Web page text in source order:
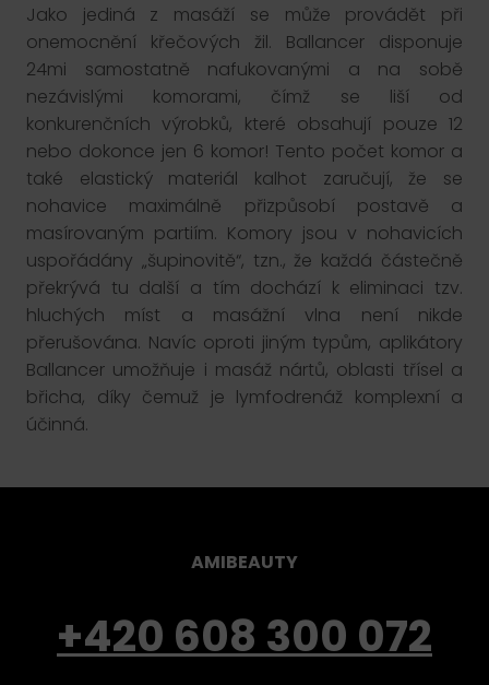
Jako jediná z masáží se může provádět při
onemocnění křečových žil. Ballancer disponuje
24mi samostatně nafukovanými a na sobě
nezávislými komorami, čímž se liší od
konkurenčních výrobků, které obsahují pouze 12
nebo dokonce jen 6 komor! Tento počet komor a
také elastický materiál kalhot zaručují, že se
nohavice maximálně přizpůsobí postavě a
masírovaným partiím. Komory jsou v nohavicích
uspořádány „šupinovitě“, tzn., že každá částečně
překrývá tu další a tím dochází k eliminaci tzv.
hluchých míst a masážní vlna není nikde
přerušována. Navíc oproti jiným typům, aplikátory
Ballancer umožňuje i masáž nártů, oblasti třísel a
břicha, díky čemuž je lymfodrenáž komplexní a
účinná.
AMIBEAUTY
+420 608 300 072